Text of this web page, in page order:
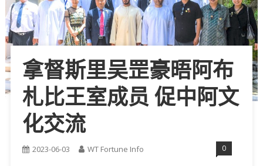
拿督斯里吴罡豪晤阿布
札比王室成员 促中阿文
化交流
2023-06-03 WT Fortune Info 0